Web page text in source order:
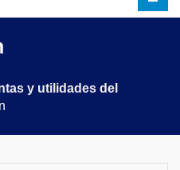
y utilidades del